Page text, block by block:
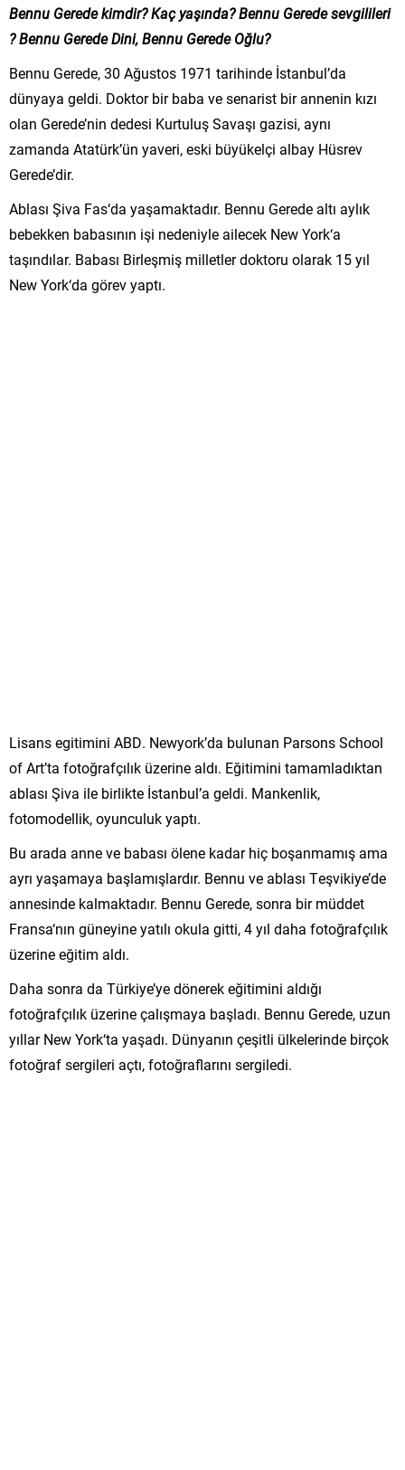
Bennu Gerede kimdir? Kaç yaşında? Bennu Gerede sevgilileri
? Bennu Gerede Dini, Bennu Gerede Oğlu?
Bennu Gerede, 30 Ağustos 1971 tarihinde İstanbul’da
dünyaya geldi. Doktor bir baba ve senarist bir annenin kızı
olan Gerede’nin dedesi Kurtuluş Savaşı gazisi, aynı
zamanda Atatürk’ün yaveri, eski büyükelçi albay Hüsrev
Gerede’dir.
Ablası Şiva Fas‘da yaşamaktadır. Bennu Gerede altı aylık
bebekken babasının işi nedeniyle ailecek New York‘a
taşındılar. Babası Birleşmiş milletler doktoru olarak 15 yıl
New York‘da görev yaptı.
Lisans egitimini ABD. Newyork’da bulunan Parsons School
of Art’ta fotoğrafçılık üzerine aldı. Eğitimini tamamladıktan
ablası Şiva ile birlikte İstanbul’a geldi. Mankenlik,
fotomodellik, oyunculuk yaptı.
Bu arada anne ve babası ölene kadar hiç boşanmamış ama
ayrı yaşamaya başlamışlardır. Bennu ve ablası Teşvikiye’de
annesinde kalmaktadır. Bennu Gerede, sonra bir müddet
Fransa‘nın güneyine yatılı okula gitti, 4 yıl daha fotoğrafçılık
üzerine eğitim aldı.
Daha sonra da Türkiye’ye dönerek eğitimini aldığı
fotoğrafçılık üzerine çalışmaya başladı. Bennu Gerede, uzun
yıllar New York‘ta yaşadı. Dünyanın çeşitli ülkelerinde birçok
fotoğraf sergileri açtı, fotoğraflarını sergiledi.